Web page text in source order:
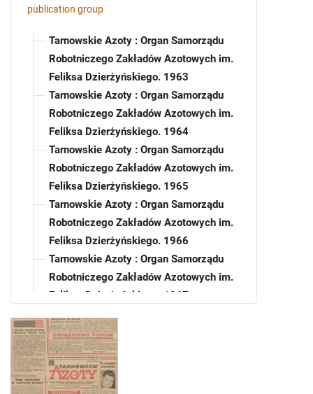
publication group
Tarnowskie Azoty : Organ Samorządu
Robotniczego Zakładów Azotowych im.
Feliksa Dzierżyńskiego. 1963
Tarnowskie Azoty : Organ Samorządu
Robotniczego Zakładów Azotowych im.
Feliksa Dzierżyńskiego. 1964
Tarnowskie Azoty : Organ Samorządu
Robotniczego Zakładów Azotowych im.
Feliksa Dzierżyńskiego. 1965
Tarnowskie Azoty : Organ Samorządu
Robotniczego Zakładów Azotowych im.
Feliksa Dzierżyńskiego. 1966
Tarnowskie Azoty : Organ Samorządu
Robotniczego Zakładów Azotowych im.
Feliksa Dzierżyńskiego. 1967
Robotniczego Zakładów Azotowych im.
Feliksa Dzierżyńskiego. 1968
Tarnowskie Azoty : Organ Samorządu
Robotniczego Zakładów Azotowych im.